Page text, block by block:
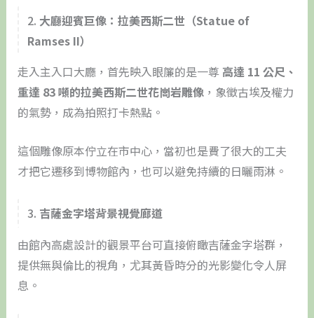
2. 大廳迎賓巨像：拉美西斯二世（Statue of
Ramses II）
走入主入口大廳，首先映入眼簾的是一尊 高達 11 公尺、
重達 83 噸的拉美西斯二世花崗岩雕像，象徵古埃及權力
的氣勢，成為拍照打卡熱點。
這個雕像原本佇立在市中心，當初也是費了很大的工夫
才把它遷移到博物館內，也可以避免持續的日曬雨淋。
3. 吉薩金字塔背景視覺廊道
由館內高處設計的觀景平台可直接俯瞰吉薩金字塔群，
提供無與倫比的視角，尤其黃昏時分的光影變化令人屏
息。